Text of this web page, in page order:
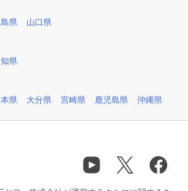
県 山口県
県
県 大分県 宮崎県 鹿児島県 沖縄県